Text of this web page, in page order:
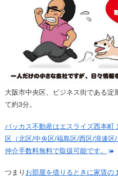
大阪市中央区、ビジネス街である淀
て約3分。
バッカス不動産はエスライズ西本町
区（北区/中央区/福島区/西区/浪速
仲介手数料無料で取扱可能です。
つまり お部屋を借りるときに家賃の